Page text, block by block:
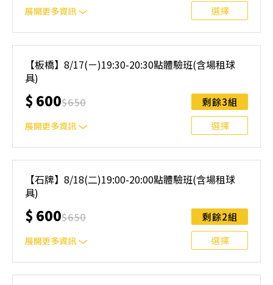
展開更多資訊
選擇
制。歡迎邀請親友一同報名參加，享受團體運動樂趣！ 如
人數未達開班門檻，或因天候不佳無法如期舉行，POA將視
情況安排延期或併班處理。 ⚠️ 報名完成後，如因天候因素
無法上課，僅提供課程延期選項，恕不退費，請參閱【報名
與課程異動規則】。報名後視為您已同意上述規則。
【板橋】8/17(ㄧ)19:30-20:30點體驗班(含場租球
具)
$ 600$650
展開更多資訊
剩餘3組
選擇
制。歡迎邀請親友一同報名參加，享受團體運動樂趣！ 如
人數未達開班門檻，或因天候不佳無法如期舉行，POA將視
情況安排延期或併班處理。 ⚠️ 報名完成後，如因天候因素
無法上課，僅提供課程延期選項，恕不退費，請參閱【報名
與課程異動規則】。報名後視為您已同意上述規則。
【石牌】8/18(二)19:00-20:00點體驗班(含場租球
具)
$ 600$650
展開更多資訊
剩餘2組
選擇